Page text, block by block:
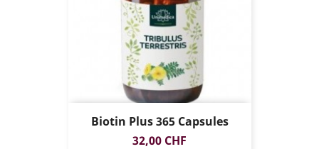
Biotin Plus 365 Capsules
Prix
32,00 CHF